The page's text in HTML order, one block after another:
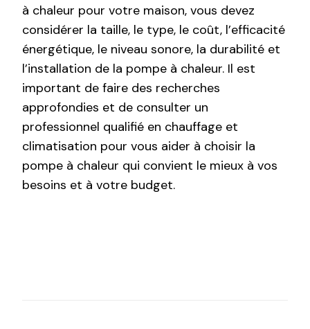
à chaleur pour votre maison, vous devez
considérer la taille, le type, le coût, l’efficacité
énergétique, le niveau sonore, la durabilité et
l’installation de la pompe à chaleur. Il est
important de faire des recherches
approfondies et de consulter un
professionnel qualifié en chauffage et
climatisation pour vous aider à choisir la
pompe à chaleur qui convient le mieux à vos
besoins et à votre budget.